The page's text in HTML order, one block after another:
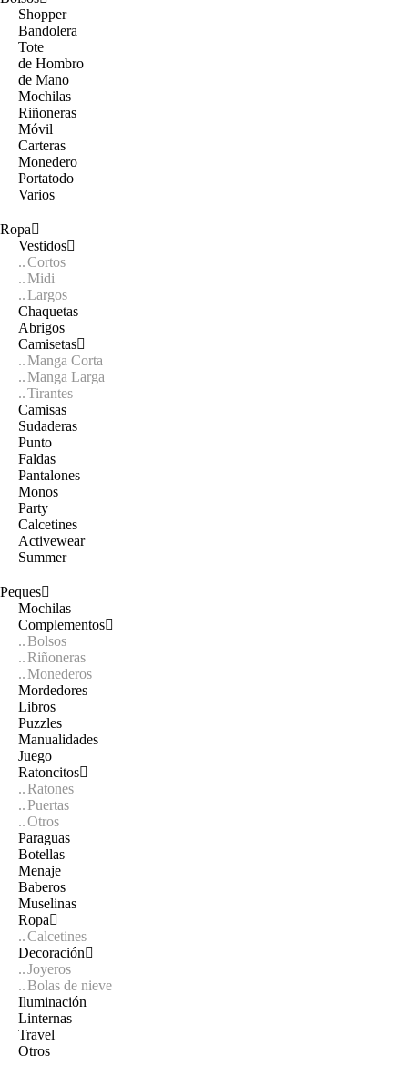
Shopper
Bandolera
Tote
de Hombro
de Mano
Mochilas
Riñoneras
Móvil
Carteras
Monedero
Portatodo
Varios
Ropa
Vestidos
Cortos
Midi
Largos
Chaquetas
Abrigos
Camisetas
Manga Corta
Manga Larga
Tirantes
Camisas
Sudaderas
Punto
Faldas
Pantalones
Monos
Party
Calcetines
Activewear
Summer
Peques
Mochilas
Complementos
Bolsos
Riñoneras
Monederos
Mordedores
Libros
Puzzles
Manualidades
Juego
Ratoncitos
Ratones
Puertas
Otros
Paraguas
Botellas
Menaje
Baberos
Muselinas
Ropa
Calcetines
Decoración
Joyeros
Bolas de nieve
Iluminación
Linternas
Travel
Otros